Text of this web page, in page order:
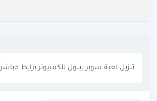
تنزيل لعبة سوبر بيبول للكمبيوتر برابط مباشر